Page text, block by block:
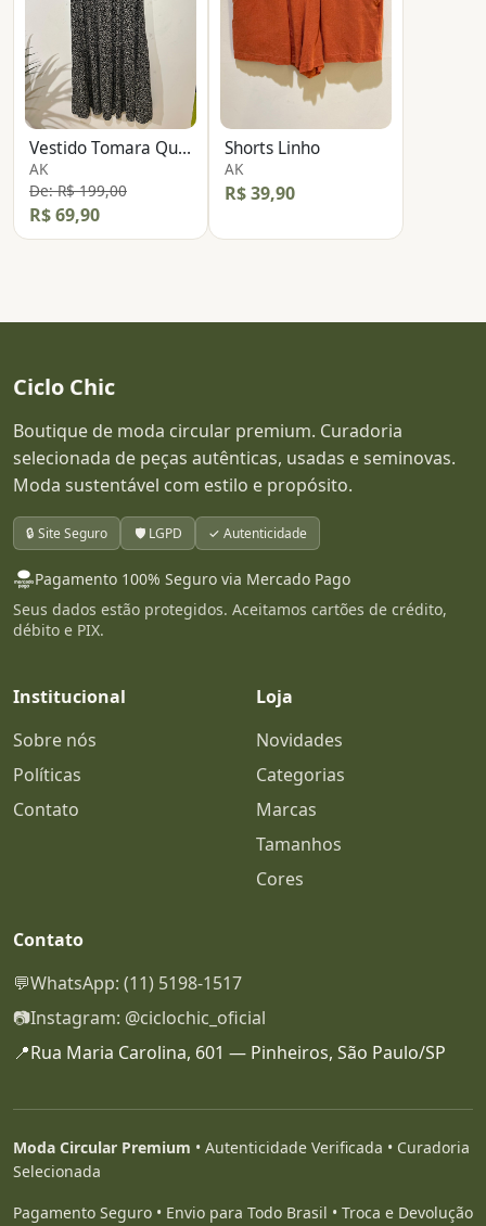
Vestido Tomara Que Caia
AK
De: R$ 199,00
R$ 69,90
Shorts Linho
AK
R$ 39,90
Ciclo Chic
Boutique de moda circular premium. Curadoria
selecionada de peças autênticas, usadas e seminovas.
Moda sustentável com estilo e propósito.
🔒 Site Seguro 🛡️ LGPD ✓ Autenticidade
Pagamento 100% Seguro via Mercado Pago
Seus dados estão protegidos. Aceitamos cartões de crédito,
débito e PIX.
Institucional
Sobre nós
Políticas
Contato
Loja
Novidades
Categorias
Marcas
Tamanhos
Cores
Contato
💬WhatsApp: (11) 5198-1517
📷Instagram: @ciclochic_oficial
📍Rua Maria Carolina, 601 — Pinheiros, São Paulo/SP
Moda Circular Premium • Autenticidade Verificada • Curadoria
Selecionada
Pagamento Seguro • Envio para Todo Brasil • Troca e Devolução